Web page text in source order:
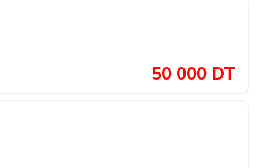
50 000 DT